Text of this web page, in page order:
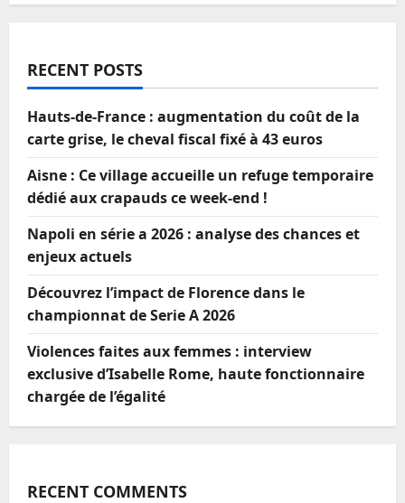
RECENT POSTS
Hauts-de-France : augmentation du coût de la
carte grise, le cheval fiscal fixé à 43 euros
Aisne : Ce village accueille un refuge temporaire
dédié aux crapauds ce week-end !
Napoli en série a 2026 : analyse des chances et
enjeux actuels
Découvrez l’impact de Florence dans le
championnat de Serie A 2026
Violences faites aux femmes : interview
exclusive d’Isabelle Rome, haute fonctionnaire
chargée de l’égalité
RECENT COMMENTS